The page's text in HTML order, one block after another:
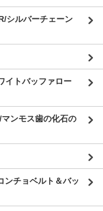
シルバーチェーン
イトバッファロー
ンモス歯の化石の
ンチョベルト＆バッ